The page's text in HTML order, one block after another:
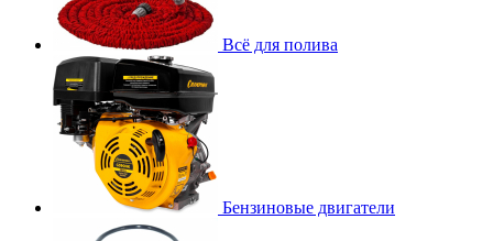
Всё для полива
Бензиновые двигатели